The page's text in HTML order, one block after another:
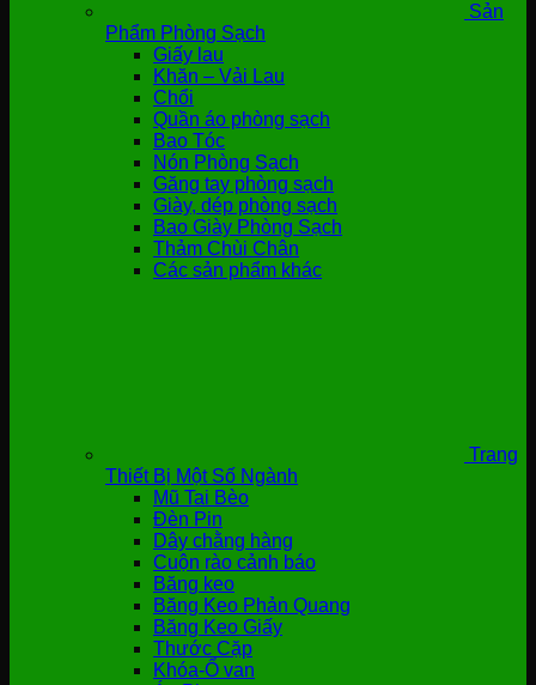
Sản
Phẩm Phòng Sạch
Giấy lau
Khăn – Vải Lau
Chổi
Quần áo phòng sạch
Bao Tóc
Nón Phòng Sạch
Găng tay phòng sạch
Giày, dép phòng sạch
Bao Giày Phòng Sạch
Thảm Chùi Chân
Các sản phẩm khác
Trang
Thiết Bị Một Số Ngành
Mũ Tai Bèo
Đèn Pin
Dây chằng hàng
Cuộn rào cảnh báo
Băng keo
Băng Keo Phản Quang
Băng Keo Giấy
Thước Cặp
Khóa-Ổ van